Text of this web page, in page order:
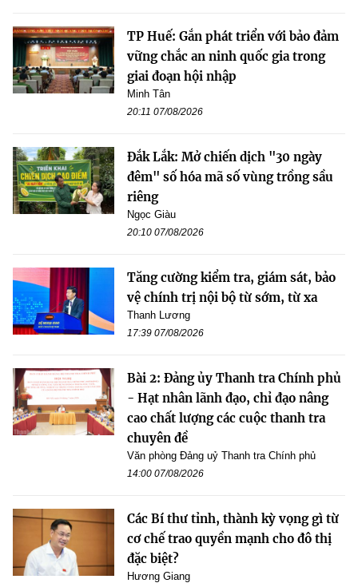
TP Huế: Gắn phát triển với bảo đảm
vững chắc an ninh quốc gia trong
giai đoạn hội nhập
Minh Tân
20:11 07/08/2026
Đắk Lắk: Mở chiến dịch "30 ngày
đêm" số hóa mã số vùng trồng sầu
riêng
Ngọc Giàu
20:10 07/08/2026
Tăng cường kiểm tra, giám sát, bảo
vệ chính trị nội bộ từ sớm, từ xa
Thanh Lương
17:39 07/08/2026
Bài 2: Đảng ủy Thanh tra Chính phủ
- Hạt nhân lãnh đạo, chỉ đạo nâng
cao chất lượng các cuộc thanh tra
chuyên đề
Văn phòng Đảng uỷ Thanh tra Chính phủ
14:00 07/08/2026
Các Bí thư tỉnh, thành kỳ vọng gì từ
cơ chế trao quyền mạnh cho đô thị
đặc biệt?
Hương Giang